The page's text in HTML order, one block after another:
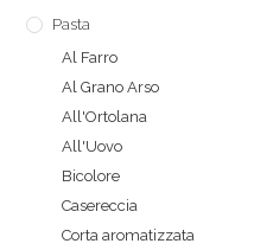
Pasta
Al Farro
Al Grano Arso
All'Ortolana
All'Uovo
Bicolore
Casereccia
Corta aromatizzata